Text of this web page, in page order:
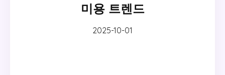
미용 트렌드
2025-10-01